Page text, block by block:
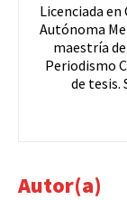
Licenciada
Autónoma
maestría
Periodismo
de tesis.
Autor(a)